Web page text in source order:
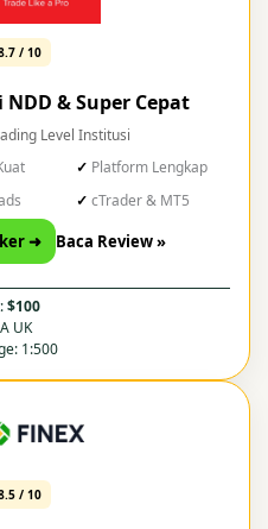
/ 10
NDD & Super Cepat
Level Institusi
Platform Lengkap
cTrader & MT5
➜ Baca Review »
$100
UK
1:500
/ 10